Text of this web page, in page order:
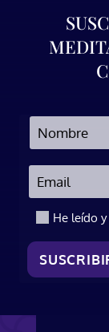
He leído